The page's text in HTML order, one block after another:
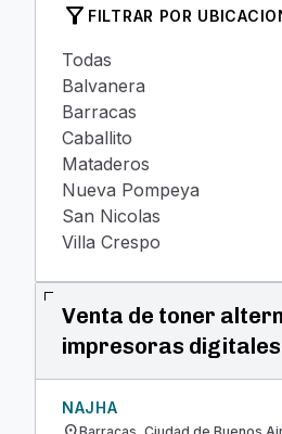
filter_alt FILTRAR POR
Todas
Balvanera
Barracas
Caballito
Mataderos
Nueva Pompeya
San Nicolas
Villa Crespo
Venta de toner
impresoras
NAJHA